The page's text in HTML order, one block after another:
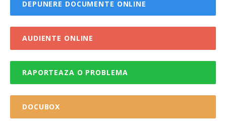
DEPUNERE DOCUMENTE ONLINE
AUDIENTE ONLINE
RAPORTEAZA O PROBLEMA
DOCUBOX